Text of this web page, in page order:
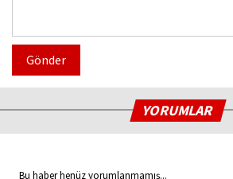
Gönder
YORUMLAR
Bu haber henüz yorumlanmamış...